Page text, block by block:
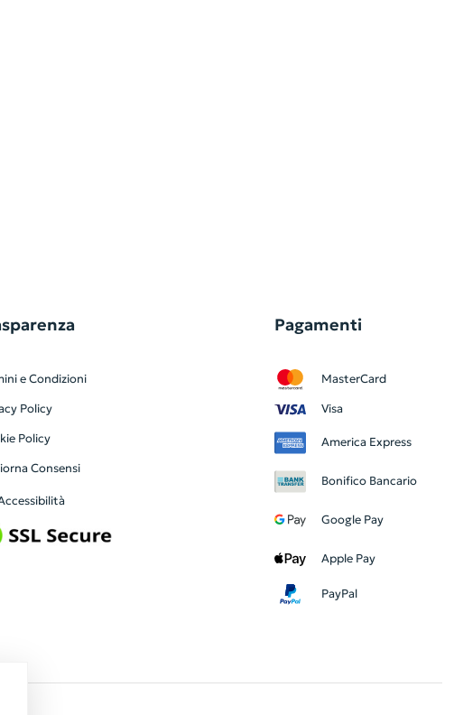
e Condizioni
Policy
Policy
Consensi
Pagamenti
MasterCard
Visa
America Express
Bonifico Bancario
Google Pay
Apple Pay
PayPal